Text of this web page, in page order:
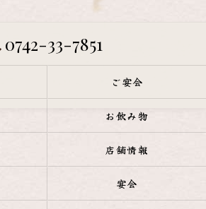
0742-33-7851
ご宴会
お飲み物
店舗情報
宴会